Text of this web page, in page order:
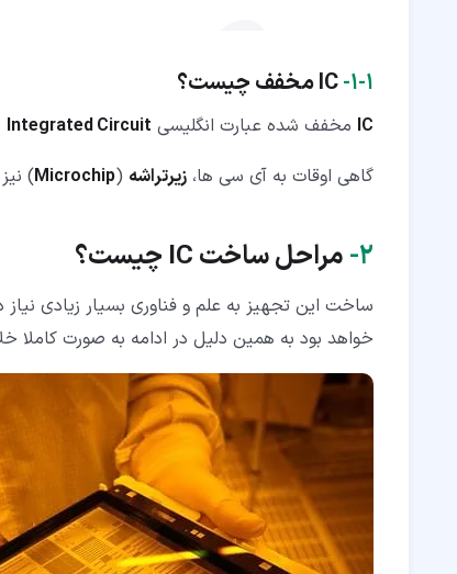
۱‏-‏۱‏- ICمخفف چیست؟
IC مخفف شده عبارت انگلیسی Integrated Circuit
گاهی اوقات به آی سی ها، زیرتراشه (
Microchip
)
۲‏- مراحل ساخت IC چیست؟
ساخت این تجهیز به علم و فناوری بسیار زیادی
خواهد بود به همین دلیل در ادامه به صورت کاملا